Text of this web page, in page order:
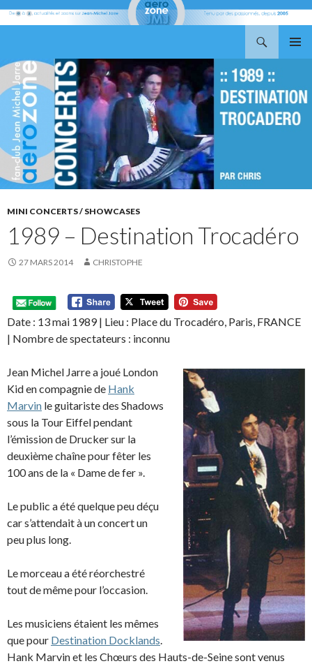
AU
CONTENU
MINI CONCERTS / SHOWCASES
1989 – Destination Trocadéro
27 MARS 2014 CHRISTOPHE
Date : 13 mai 1989 | Lieu : Place du Trocadéro, Paris, FRANCE
| Nombre de spectateurs : inconnu
Jean Michel Jarre a joué London
Kid en compagnie de Hank
Marvin le guitariste des Shadows
sous la Tour Eiffel pendant
l’émission de Drucker sur la
deuxième chaîne pour fêter les
100 ans de la « Dame de fer ».
Le public a été quelque peu déçu
car s’attendait à un concert un
peu plus long.
Le morceau a été réorchestré
tout de même pour l’occasion.
Les musiciens étaient les mêmes
que pour Destination Docklands.
Hank Marvin et les Chœurs des Hauts-de-Seine sont venus